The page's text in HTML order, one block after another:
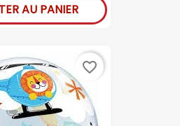
AU PANIER
favorite_border